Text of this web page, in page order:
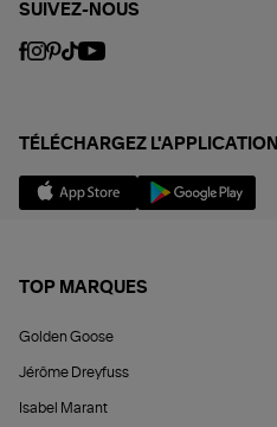
SUIVEZ-NOUS
TÉLÉCHARGEZ L'APPLICATION
TOP MARQUES
Golden Goose
Jérôme Dreyfuss
Isabel Marant